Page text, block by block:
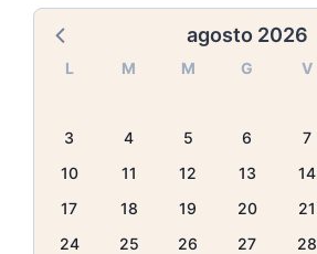
agosto 2026
L M M G V
3
4 5 6 7
10
11 12 13 14
17
18 19 20 21
24
25 26 27 28